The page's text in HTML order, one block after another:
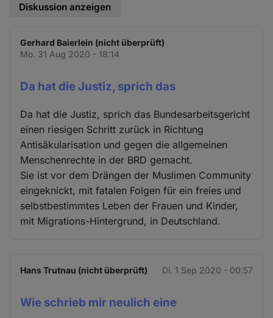
Diskussion anzeigen
Gerhard Baierlein (nicht überprüft)
Mo. 31 Aug 2020 - 18:14
Da hat die Justiz, sprich das
Da hat die Justiz, sprich das Bundesarbeitsgericht
einen riesigen Schritt zurück in Richtung
Antisäkularisation und gegen die allgemeinen
Menschenrechte in der BRD gemacht.
Sie ist vor dem Drängen der Muslimen Community
eingeknickt, mit fatalen Folgen für ein freies und
selbstbestimmtes Leben der Frauen und Kinder,
mit Migrations-Hintergrund, in Deutschland.
Hans Trutnau (nicht überprüft) Di. 1 Sep 2020 - 00:57
Wie schrieb mir neulich eine